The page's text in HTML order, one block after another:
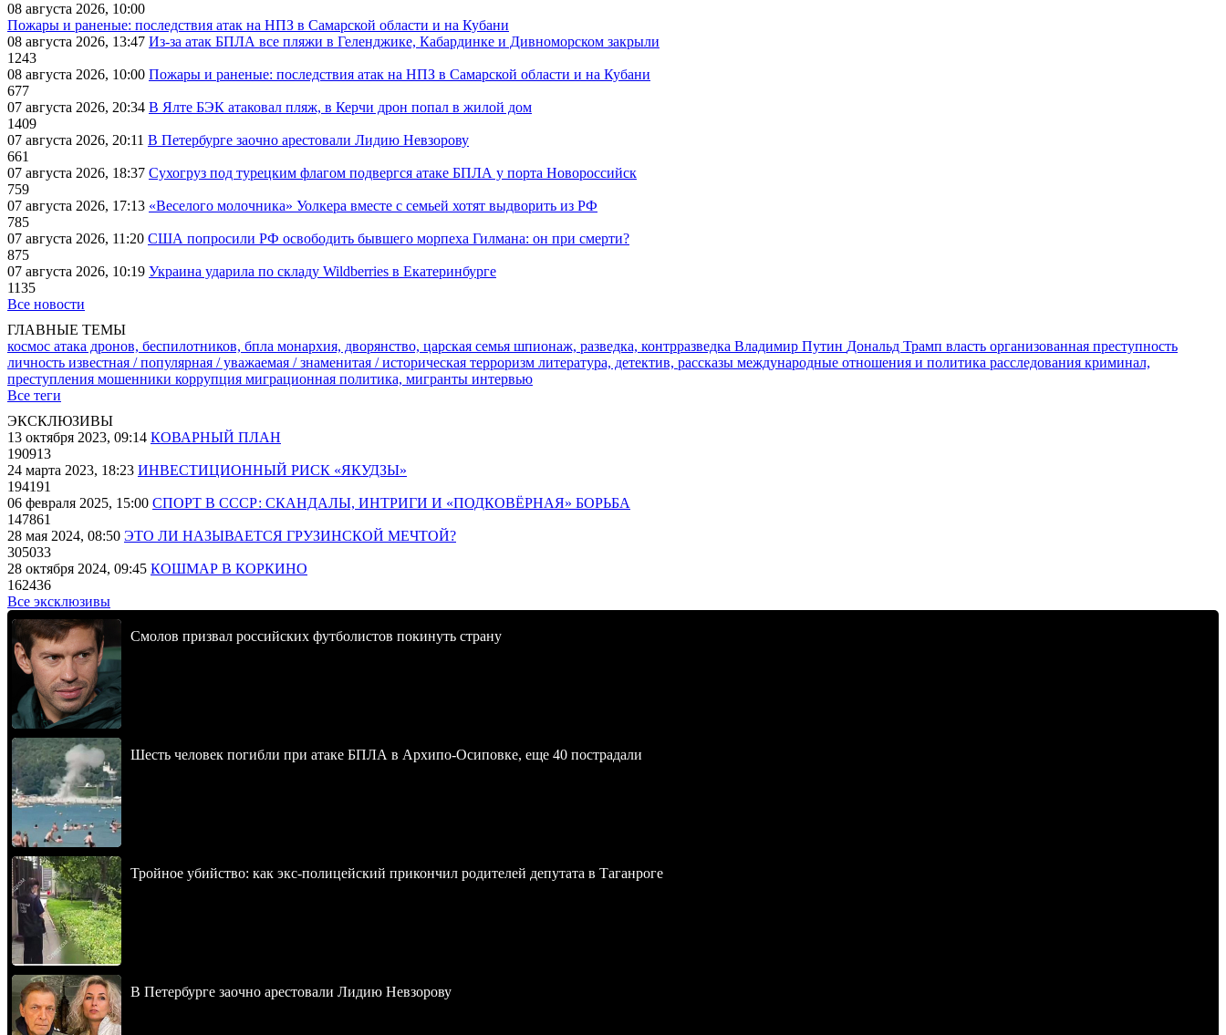
08 августа 2026, 10:00
Пожары и раненые: последствия атак на НПЗ в Самарской области и на Кубани
08 августа 2026, 13:47 Из-за атак БПЛА все пляжи в Геленджике, Кабардинке и Дивноморском закрыли
1243
08 августа 2026, 10:00 Пожары и раненые: последствия атак на НПЗ в Самарской области и на Кубани
677
07 августа 2026, 20:34 В Ялте БЭК атаковал пляж, в Керчи дрон попал в жилой дом
1409
07 августа 2026, 20:11 В Петербурге заочно арестовали Лидию Невзорову
661
07 августа 2026, 18:37 Сухогруз под турецким флагом подвергся атаке БПЛА у порта Новороссийск
759
07 августа 2026, 17:13 «Веселого молочника» Уолкера вместе с семьей хотят выдворить из РФ
785
07 августа 2026, 11:20 США попросили РФ освободить бывшего морпеха Гилмана: он при смерти?
875
07 августа 2026, 10:19 Украина ударила по складу Wildberries в Екатеринбурге
1135
Все новости
ГЛАВНЫЕ ТЕМЫ
космос атака дронов, беспилотников, бпла монархия, дворянство, царская семья шпионаж, разведка, контрразведка Владимир Путин Дональд Трамп власть организованная преступность
личность известная / популярная / уважаемая / знаменитая / историческая терроризм литература, детектив, рассказы международные отношения и политика расследования криминал,
преступления мошенники коррупция миграционная политика, мигранты интервью
Все теги
ЭКСКЛЮЗИВЫ
13 октября 2023, 09:14 КОВАРНЫЙ ПЛАН
190913
24 марта 2023, 18:23 ИНВЕСТИЦИОННЫЙ РИСК «ЯКУДЗЫ»
194191
06 февраля 2025, 15:00 СПОРТ В СССР: СКАНДАЛЫ, ИНТРИГИ И «ПОДКОВЁРНАЯ» БОРЬБА
147861
28 мая 2024, 08:50 ЭТО ЛИ НАЗЫВАЕТСЯ ГРУЗИНСКОЙ МЕЧТОЙ?
305033
28 октября 2024, 09:45 КОШМАР В КОРКИНО
162436
Все эксклюзивы
Смолов призвал российских футболистов покинуть страну
Шесть человек погибли при атаке БПЛА в Архипо-Осиповке, еще 40 пострадали
Тройное убийство: как экс-полицейский прикончил родителей депутата в Таганроге
В Петербурге заочно арестовали Лидию Невзорову